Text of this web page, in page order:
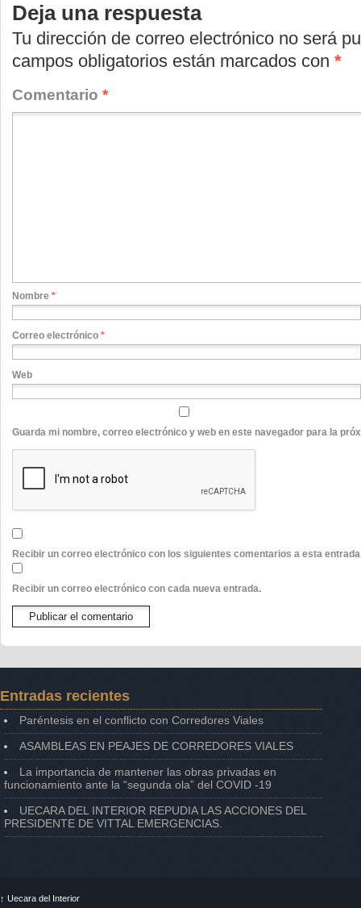
Deja una respuesta
Tu dirección de correo electrónico no será
campos obligatorios están marcados con *
Comentario *
Nombre *
Correo electrónico *
Web
Guarda mi nombre, correo electrónico y web en este navegador para la
Recibir un correo electrónico con los siguientes comentarios a esta
Recibir un correo electrónico con cada nueva entrada.
Entradas recientes
Paréntesis en el conflicto con Corredores Viales
ASAMBLEAS EN PEAJES DE CORREDORES VIALES
La importancia de mantener las obras privadas en
funcionamiento ante la “segunda ola” del COVID -19
UECARA DEL INTERIOR REPUDIA LAS ACCIONES DEL
PRESIDENTE DE VITTAL EMERGENCIAS.
↑ Uecara del Interior